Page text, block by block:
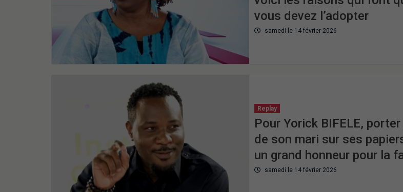
vous devez l’adopter
samedi le 14 février 2026
Replay
Pour Yorick BIFELE,
de son mari sur ses
un grand honneur pour la
samedi le 14 février 2026